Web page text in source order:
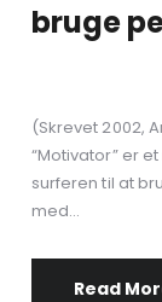
bruge
(Skrevet 2002,
“Motivator” er
surferen til at
med…
Read